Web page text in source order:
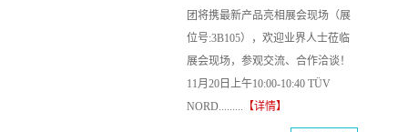
团将携最新产品亮相展会现场（展
位号:3B105），欢迎业界人士莅临
展会现场，参观交流、合作洽谈！
11月20日上午10:00-10:40 TÜV
NORD......... 【详情】